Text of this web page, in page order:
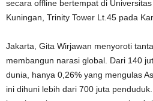
secara offline bertempat di
Kuningan, Trinity Tower Lt.45 pada
Jakarta, Gita Wirjawan menyoroti
membangun narasi global. Dari 140
dunia, hanya 0,26% yang mengulas
ini dihuni lebih dari 700 juta